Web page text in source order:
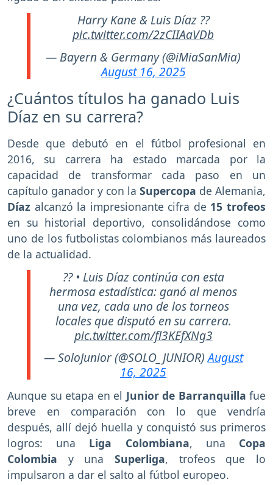
Harry Kane & Luis Díaz ??
pic.twitter.com/2zCIIAaVDb
— Bayern & Germany (@iMiaSanMia)
August 16, 2025
¿Cuántos títulos ha ganado Luis
Díaz en su carrera?
Desde que debutó en el fútbol profesional en
2016, su carrera ha estado marcada por la
capacidad de transformar cada paso en un
capítulo ganador y con la Supercopa de Alemania,
Díaz alcanzó la impresionante cifra de 15 trofeos
en su historial deportivo, consolidándose como
uno de los futbolistas colombianos más laureados
de la actualidad.
?? • Luis Díaz continúa con esta
hermosa estadística: ganó al menos
una vez, cada uno de los torneos
locales que disputó en su carrera.
pic.twitter.com/fl3KEfXNg3
— SoloJunior (@SOLO_JUNIOR)August
16, 2025
Aunque su etapa en el Junior de Barranquilla fue
breve en comparación con lo que vendría
después, allí dejó huella y conquistó sus primeros
logros: una Liga Colombiana, una Copa
Colombia y una Superliga, trofeos que lo
impulsaron a dar el salto al fútbol europeo.